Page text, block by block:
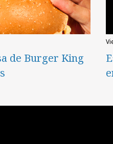
de Burger King